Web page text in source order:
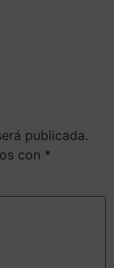
publicada.
con *